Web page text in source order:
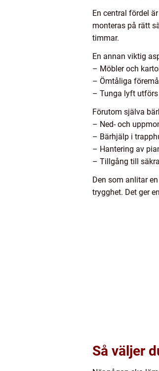
En central fördel
monteras på rätt
timmar.
En annan viktig
– Möbler och
– Ömtåliga
– Tunga lyft
Förutom själva
– Ned- och
– Bärhjälp i
– Hantering av
– Tillgång till
Den som anlitar
trygghet. Det ger
Så väljer